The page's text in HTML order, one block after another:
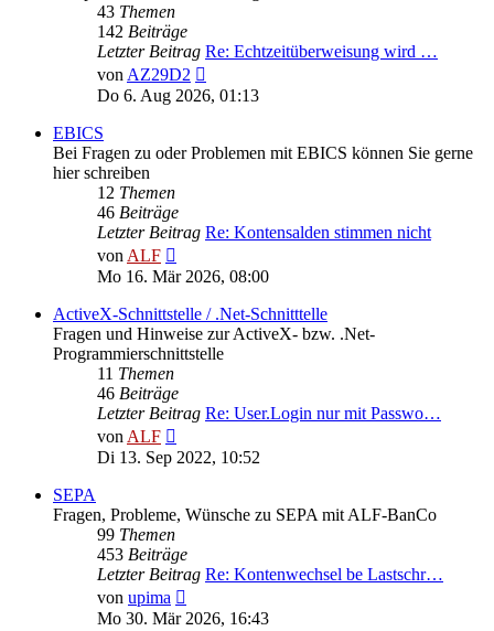
43 Themen
142 Beiträge
Letzter Beitrag Re: Echtzeitüberweisung wird …
vonAZ29D2
Beitrag
Do 6. Aug 2026, 01:13
EBICS
Bei Fragen zu oder Problemen mit EBICS können Sie gerne
hier schreiben
12 Themen
46 Beiträge
Letzter Beitrag Re: Kontensalden stimmen nicht
vonALF
Beitrag
Mo 16. Mär 2026, 08:00
ActiveX-Schnittstelle / .Net-Schnitttelle
Fragen und Hinweise zur ActiveX- bzw. .Net-
Programmierschnittstelle
11 Themen
46 Beiträge
Letzter Beitrag Re: User.Login nur mit Passwo…
vonALF
Beitrag
Di 13. Sep 2022, 10:52
SEPA
Fragen, Probleme, Wünsche zu SEPA mit ALF-BanCo
99 Themen
453 Beiträge
Letzter Beitrag Re: Kontenwechsel be Lastschr…
von upima
Beitrag
Mo 30. Mär 2026, 16:43